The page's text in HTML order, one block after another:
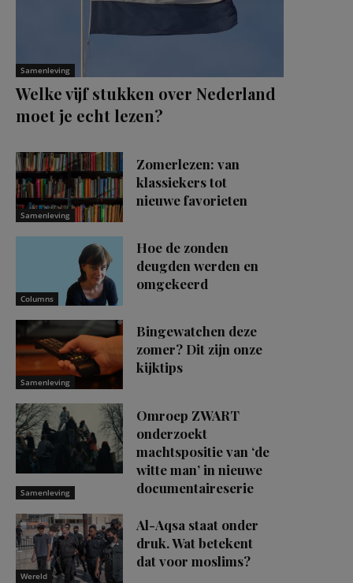
Samenleving
Welke vijf stukken over Nederland
moet je echt lezen?
Samenleving
Zomerlezen: van
klassiekers tot
nieuwe favorieten
Columns
Hoe de zonden
deugden werden en
omgekeerd
Samenleving
Bingewatchen deze
zomer? Dit zijn onze
kijktips
Samenleving
Omroep ZWART
onderzoekt
machtspositie van ‘de
witte man’ in nieuwe
documentaireserie
Wereld
Al-Aqsa staat onder
druk. Wat betekent
dat voor moslims?